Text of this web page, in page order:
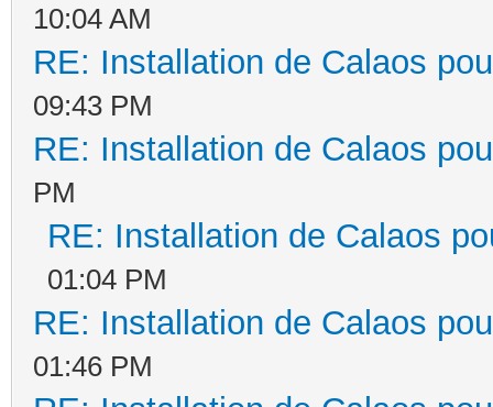
10:04 AM
RE: Installation de Calaos
09:43 PM
RE: Installation de Calaos
PM
RE: Installation de Calaos
01:04 PM
RE: Installation de Calaos
01:46 PM